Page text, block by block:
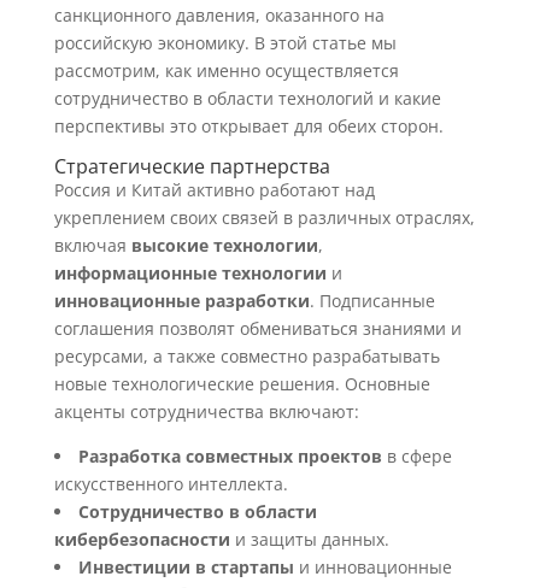
санкционного давления, оказанного на
российскую экономику. В этой статье мы
рассмотрим, как именно осуществляется
сотрудничество в области технологий и какие
перспективы это открывает для обеих сторон.
Стратегические партнерства
Россия и Китай активно работают над
укреплением своих связей в различных отраслях,
включая высокие технологии,
информационные технологии и
инновационные разработки. Подписанные
соглашения позволят обмениваться знаниями и
ресурсами, а также совместно разрабатывать
новые технологические решения. Основные
акценты сотрудничества включают:
Разработка совместных проектов в сфере
искусственного интеллекта.
Сотрудничество в области
кибербезопасности и защиты данных.
Инвестиции в стартапы и инновационные